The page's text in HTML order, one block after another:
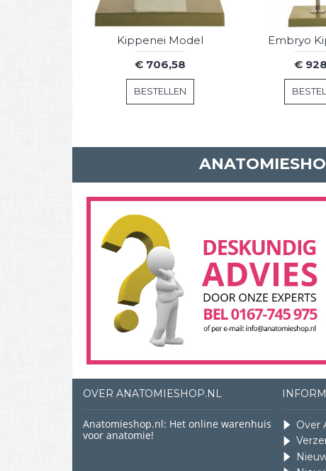
Kippenei Model
€ 706,58
BESTELLEN
Embryo
€
OVER ANATOMIESHOP.NL
Anatomieshop.nl: Het online warenhuis
voor anatomie!
Over